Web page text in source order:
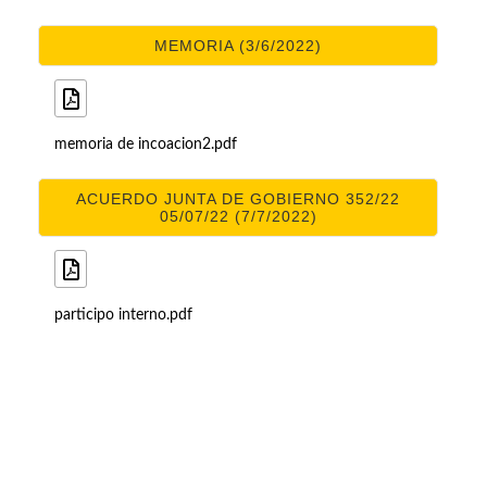
MEMORIA (3/6/2022)
memoria de incoacion2.pdf
ACUERDO JUNTA DE GOBIERNO 352/22
05/07/22 (7/7/2022)
participo interno.pdf